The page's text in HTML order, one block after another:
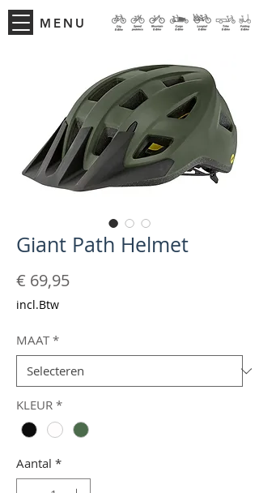
MENU
Giant Path Helmet
€ 69,95Prijs
incl.Btw
MAAT *
KLEUR *
Aantal *